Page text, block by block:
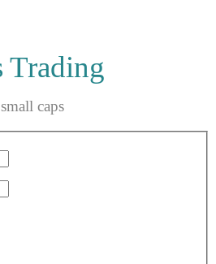
Trading
caps